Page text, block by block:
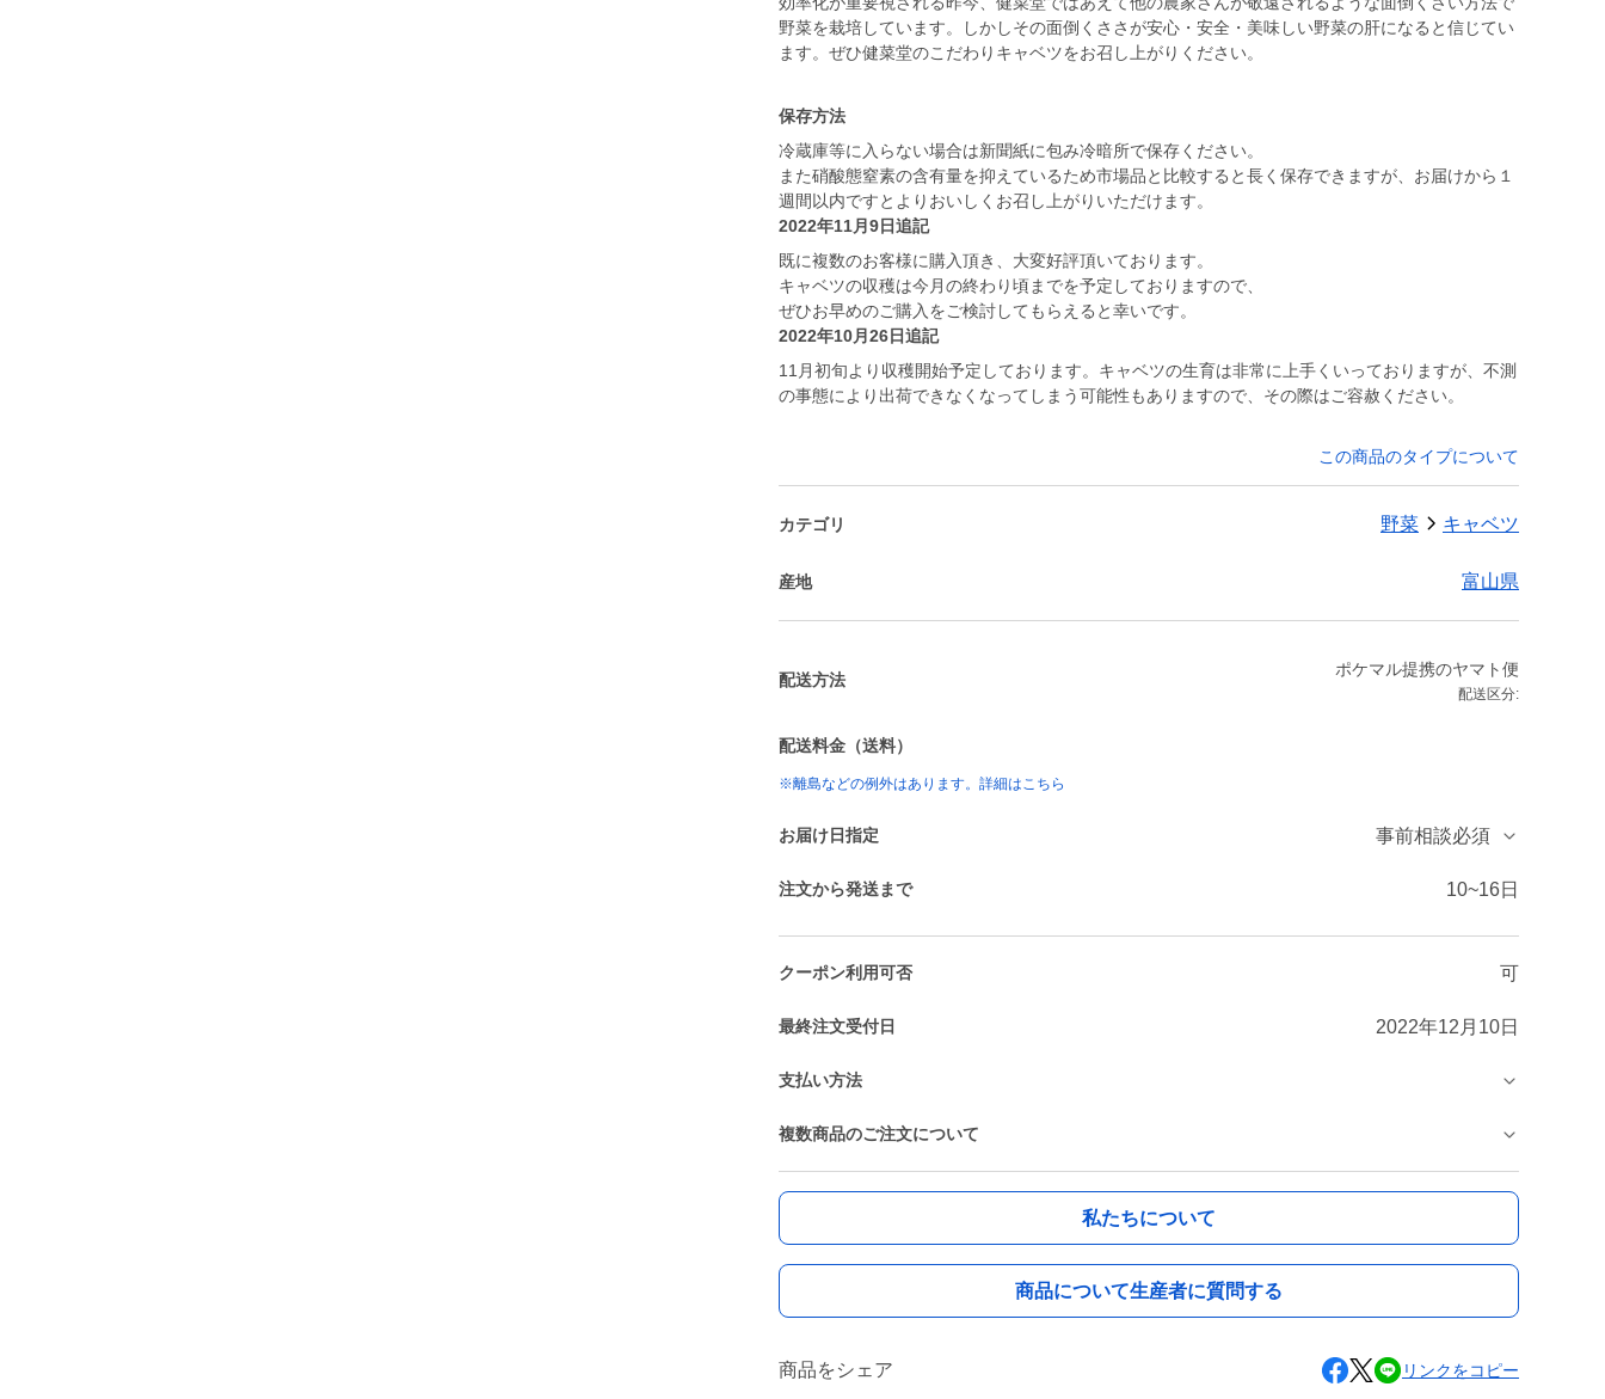
野菜を栽培しています。しかしその面倒くささが安心・安全・美味しい野菜の肝になると信じてい
ます。ぜひ健菜堂のこだわりキャベツをお召し上がりください。
保存方法
冷蔵庫等に入らない場合は新聞紙に包み冷暗所で保存ください。
また硝酸態窒素の含有量を抑えているため市場品と比較すると長く保存できますが、お届けから１
週間以内ですとよりおいしくお召し上がりいただけます。
2022年11月9日追記
既に複数のお客様に購入頂き、大変好評頂いております。
キャベツの収穫は今月の終わり頃までを予定しておりますので、
ぜひお早めのご購入をご検討してもらえると幸いです。
2022年10月26日追記
11月初旬より収穫開始予定しております。キャベツの生育は非常に上手くいっておりますが、不測
の事態により出荷できなくなってしまう可能性もありますので、その際はご容赦ください。
この商品のタイプについて
カテゴリ 野菜 キャベツ
産地 富山県
配送方法
ポケマル提携のヤマト便
配送区分:
配送料金（送料）
※離島などの例外はあります。詳細はこちら
お届け日指定 事前相談必須
注文から発送まで 10~16日
クーポン利用可否 可
最終注文受付日 2022年12月10日
支払い方法
複数商品のご注文について
私たちについて
商品について生産者に質問する
商品をシェア リンクをコピー